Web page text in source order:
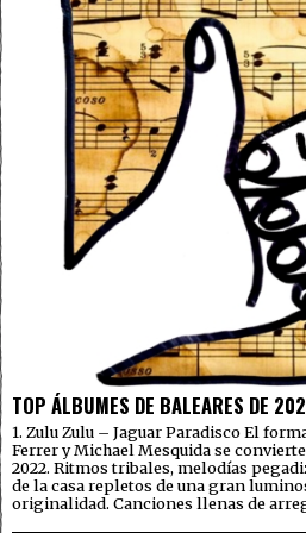
TOP ÁLBUMES DE BALEARES DE
1. Zulu Zulu – Jaguar Paradisco El
Ferrer y Michael Mesquida se
2022. Ritmos tribales, melodías
de la casa repletos de una gran
originalidad. Canciones llenas de